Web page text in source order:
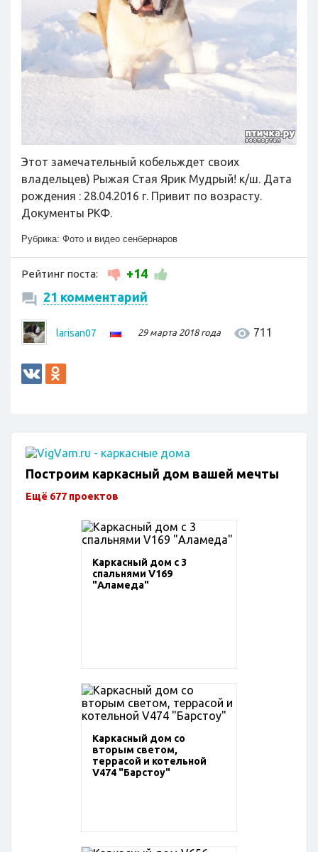
Этот замечательный кобельждет своих
владельцев) Рыжая Стая Ярик Мудрый! к/ш. Дата
рождения : 28.04.2016 г. Привит по возрасту.
Документы РКФ.
Рубрика: Фото и видео сенбернаров
Рейтинг поста:
+14
21 комментарий
larisan07 29 марта 2018 года 711
Построим каркасный дом вашей мечты
Ещё 677 проектов
Каркасный дом с 3
спальнями V169
"Аламеда"
Каркасный дом со
вторым светом,
террасой и котельной
V474 "Барстоу"